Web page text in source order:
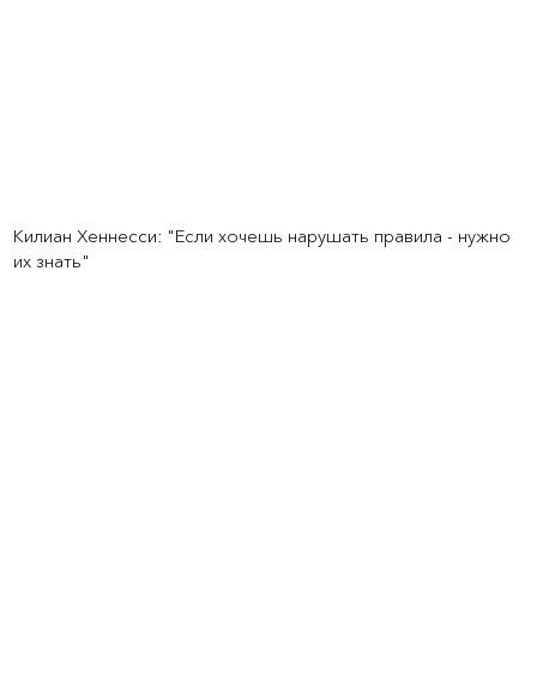
Килиан Хеннесси: "Если хочешь нарушать правила - нужно
их знать"